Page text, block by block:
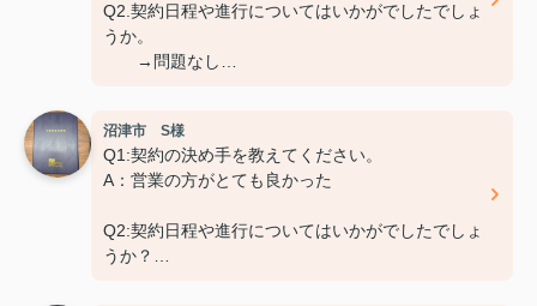
Q2.契約日程や進行についてはいかがでしたでしょ
うか。
→問題なし
おきかせください。
→特になし
沼津市 S様
Q1:契約の決め手を教えてください。
A：営業の方がとても良かった
Q2:契約日程や進行についてはいかがでしたでしょ
うか？